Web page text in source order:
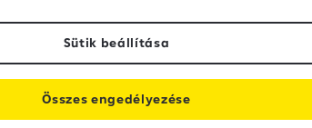
Sütik beállítása
Összes engedélyezése